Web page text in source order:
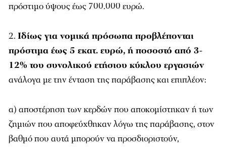
πρόστιμο ύψους έως 700.000 ευρώ.
Ιδίως για νομικά πρόσωπα προβλέπονται
πρόστιμα έως 5 εκατ. ευρώ, ή ποσοστό από 3-
12% του συνολικού ετήσιου κύκλου εργασιών
ανάλογα με την ένταση της παράβασης και επιπλέον:
α) αποστέρηση των κερδών που αποκομίστηκαν ή των
ζημιών που αποφεύχθηκαν λόγω της παράβασης, στον
βαθμό που αυτά μπορούν να προσδιοριστούν,